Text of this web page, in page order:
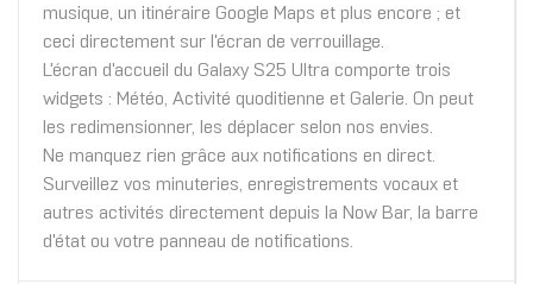
musique, un itinéraire Google Maps et plus encore ; et
ceci directement sur l'écran de verrouillage.
L'écran d'accueil du Galaxy S25 Ultra comporte trois
widgets : Météo, Activité quoditienne et Galerie. On peut
les redimensionner, les déplacer selon nos envies.
Ne manquez rien grâce aux notifications en direct.
Surveillez vos minuteries, enregistrements vocaux et
autres activités directement depuis la Now Bar, la barre
d'état ou votre panneau de notifications.